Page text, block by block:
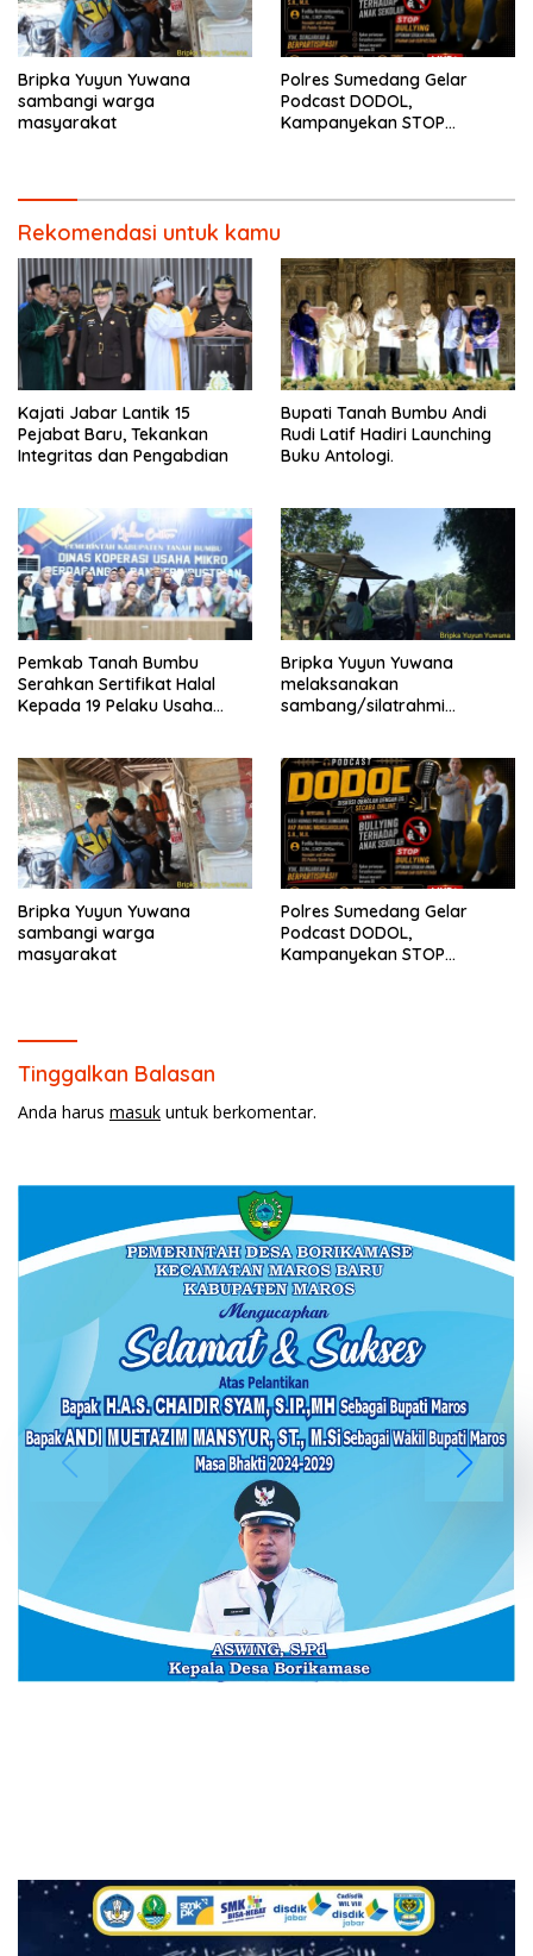
Bripka Yuyun Yuwana
sambangi warga
masyarakat
Polres Sumedang Gelar
Podcast DODOL,
Kampanyekan STOP
Rekomendasi untuk kamu
Kajati Jabar Lantik 15
Pejabat Baru, Tekankan
Integritas dan Pengabdian
Bupati Tanah Bumbu Andi
Rudi Latif Hadiri Launching
Buku Antologi.
Pemkab Tanah Bumbu
Serahkan Sertifikat Halal
Kepada 19 Pelaku Usaha
Bripka Yuyun Yuwana
melaksanakan
sambang/silatrahmi
BEYOND TRUST PRESISI
Bripka Yuyun Yuwana
sambangi warga
masyarakat
Polres Sumedang Gelar
Podcast DODOL,
Kampanyekan STOP
Tinggalkan Balasan
Anda harus masuk untuk berkomentar.